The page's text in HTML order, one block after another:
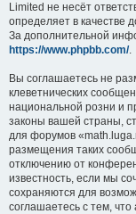
Limited не несёт
определяет в качестве
За дополнительной
https://www.phpbb.com/.
Вы соглашаетесь не
клеветнических
национальной розни и
законы вашей страны,
для форумов
размещения таких
отключению от
известность, если мы
сохраняются для
соглашаетесь с тем,